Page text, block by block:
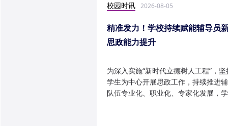
校园时讯 2026-08-05
精准发力！学校持续赋能辅导员
思政能力提升
为深入实施“新时代立德树人工程”，
学生为中心开展思政工作，持续推进
队伍专业化、职业化、专家化发展，